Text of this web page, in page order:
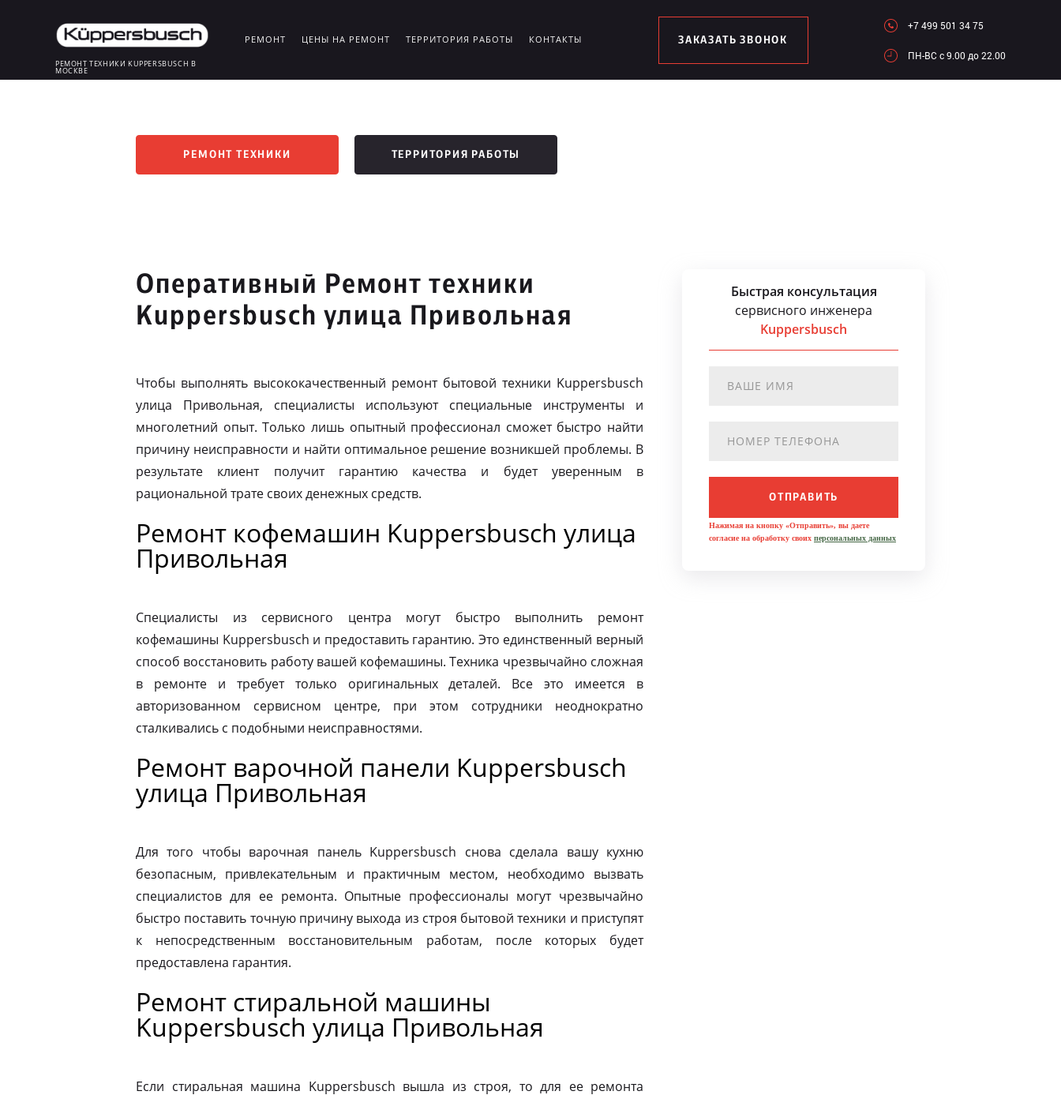
РЕМОНТ ТЕХНИКИ KUPPERSBUSCH В
МОСКВЕ
РЕМОНТ ЦЕНЫ НА РЕМОНТ ТЕРРИТОРИЯ РАБОТЫ КОНТАКТЫ ЗАКАЗАТЬ ЗВОНОК
+7 499 501 34 75
ПН-ВC c 9.00 до 22.00
РЕМОНТ ТЕХНИКИ ТЕРРИТОРИЯ РАБОТЫ
Оперативный Ремонт техники
Kuppersbusch улица Привольная
Чтобы выполнять высококачественный ремонт бытовой техники Kuppersbusch
улица Привольная, специалисты используют специальные инструменты и
многолетний опыт. Только лишь опытный профессионал сможет быстро найти
причину неисправности и найти оптимальное решение возникшей проблемы. В
результате клиент получит гарантию качества и будет уверенным в
рациональной трате своих денежных средств.
Ремонт кофемашин Kuppersbusch улица
Привольная
Специалисты из сервисного центра могут быстро выполнить ремонт
кофемашины Kuppersbusch и предоставить гарантию. Это единственный верный
способ восстановить работу вашей кофемашины. Техника чрезвычайно сложная
в ремонте и требует только оригинальных деталей. Все это имеется в
авторизованном сервисном центре, при этом сотрудники неоднократно
сталкивались с подобными неисправностями.
Ремонт варочной панели Kuppersbusch
улица Привольная
Для того чтобы варочная панель Kuppersbusch снова сделала вашу кухню
безопасным, привлекательным и практичным местом, необходимо вызвать
специалистов для ее ремонта. Опытные профессионалы могут чрезвычайно
быстро поставить точную причину выхода из строя бытовой техники и приступят
к непосредственным восстановительным работам, после которых будет
предоставлена гарантия.
Ремонт стиральной машины
Kuppersbusch улица Привольная
Если стиральная машина Kuppersbusch вышла из строя, то для ее ремонта
Быстрая консультация
сервисного инженера
Kuppersbusch
ОТПРАВИТЬ
Нажимая на кнопку «Отправить», вы даете
согласие на обработку своих персональных данных